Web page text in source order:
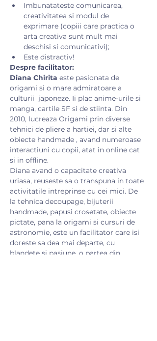
Imbunatateste comunicarea,
creativitatea si modul de
exprimare (copiii care practica o
arta creativa sunt mult mai
deschisi si comunicativi);
Este distractiv!
Despre facilitator:
Diana Chirita este pasionata de
origami si o mare admiratoare a
culturii  japoneze. Ii plac anime-urile si
manga, cartile SF si de stiinta. Din
2010, lucreaza Origami prin diverse
tehnici de pliere a hartiei, dar si alte
obiecte handmade , avand numeroase
interactiuni cu copii, atat in online cat
si in offline.
Diana avand o capacitate creativa
uriasa, reuseste sa o transpuna in toate
activitatile intreprinse cu cei mici. De
la tehnica decoupage, bijuterii
handmade, papusi crosetate, obiecte
pictate, pana la origami si cursuri de
astronomie, este un facilitator care isi
doreste sa dea mai departe, cu
blandete si pasiune, o partea din